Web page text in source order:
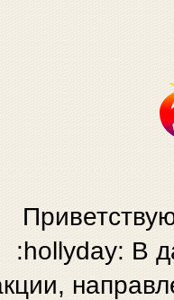
:hollyday: В